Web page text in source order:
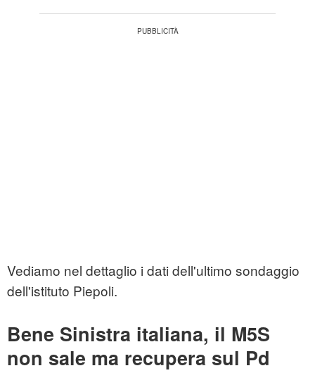
Vediamo nel dettaglio i dati dell'ultimo sondaggio
dell'istituto Piepoli.
Bene Sinistra italiana, il M5S
non sale ma recupera sul Pd